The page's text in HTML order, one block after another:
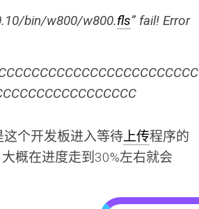
bin/w800/w800.fls” fail! Error
这个开发板进入等待上传程序的
概在进度走到30%左右就会